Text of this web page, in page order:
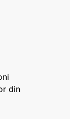
din